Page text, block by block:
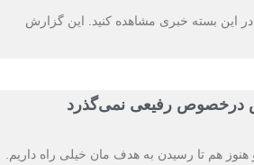
این بسته خبری مشاهده کنید. این گزارش
درخصوص رفیعی نمی‌گذرد
هم تا رسیدن به هدف مان خیلی راه داریم.